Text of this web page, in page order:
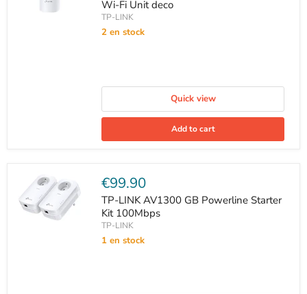
Wi-Fi Unit deco
TP-LINK
2 en stock
Quick view
Add to cart
Current
price
€99.90
TP-LINK AV1300 GB Powerline Starter
Kit 100Mbps
TP-LINK
1 en stock